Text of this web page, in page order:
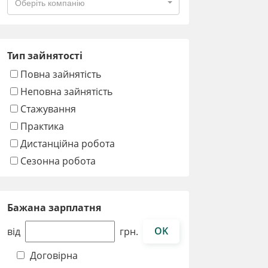
Тип зайнятості
Повна зайнятість
Неповна зайнятість
Стажування
Практика
Дистанційна робота
Сезонна робота
Бажана зарплатня
від
грн.
OK
Договірна